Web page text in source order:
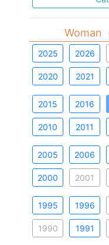
Woman
2025 2026
2020 2021
2015 2016
2010 2011
2005 2006
2000 2001
1995 1996
1990 1991